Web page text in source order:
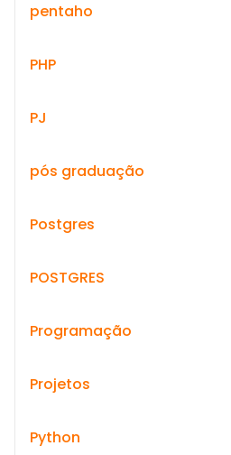
pentaho
PHP
PJ
pós graduação
Postgres
POSTGRES
Programação
Projetos
Python